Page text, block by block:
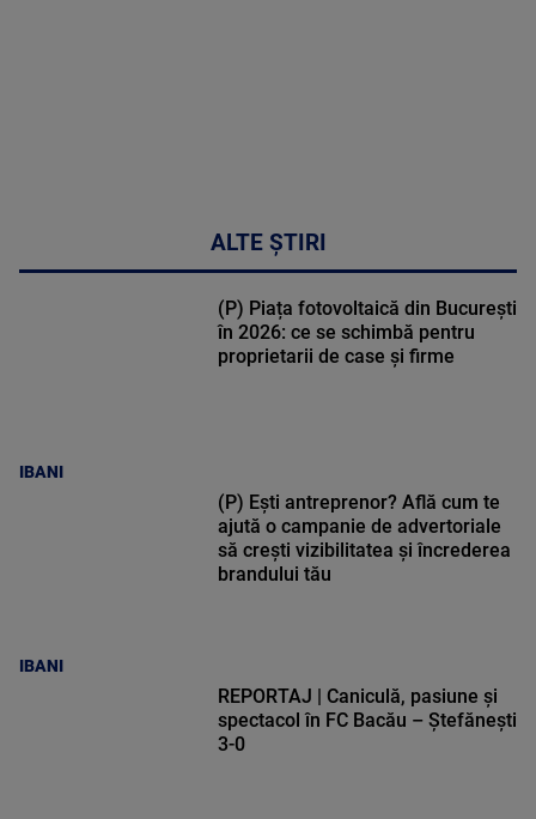
ALTE ȘTIRI
IBANI
(P) Piața fotovoltaică din București
în 2026: ce se schimbă pentru
proprietarii de case și firme
IBANI
(P) Ești antreprenor? Află cum te
ajută o campanie de advertoriale
să crești vizibilitatea și încrederea
brandului tău
REPORTAJ | Caniculă, pasiune și
spectacol în FC Bacău – Ștefănești
3-0